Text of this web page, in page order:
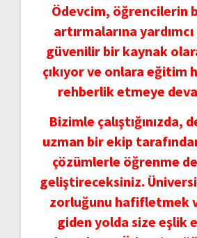
Ödevcim, öğrencilerin
artırmalarına
güvenilir bir kaynak
çıkıyor ve onlara eğitim
rehberlik etmeye
Bizimle çalıştığınızda,
uzman bir ekip
çözümlerle öğrenme
geliştireceksiniz.
zorluğunu hafifletmek
giden yolda size eşlik